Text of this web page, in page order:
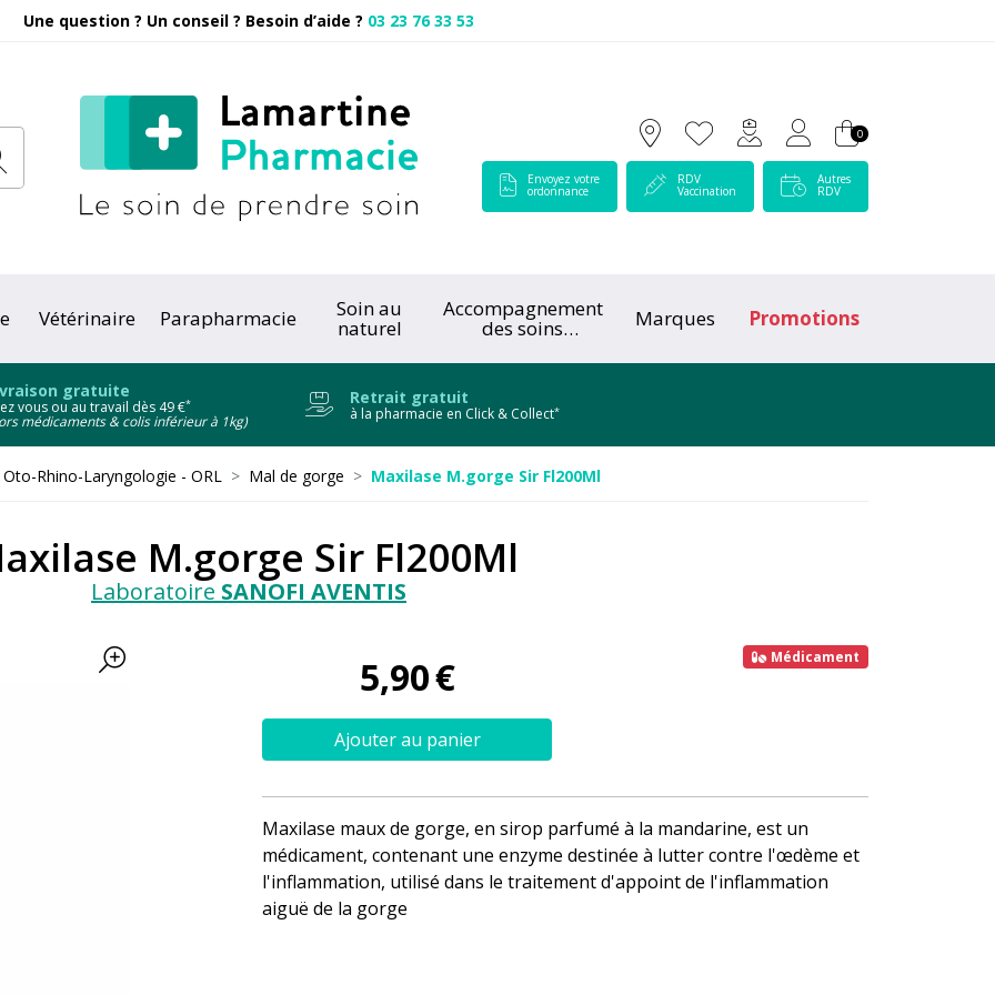
Une question ? Un conseil ? Besoin d’aide ? 03 23 76 33 53
0
Envoyez votre
ordonnance
RDV
Vaccination
Autres
RDV
Vétérinaire Parapharmacie Soin au
naturel
Accompagnement
des soins Marques Promotions
gratuite
vous ou au travail dès 49 €*
médicaments & colis inférieur à 1kg)
Retrait gratuit
à la pharmacie en Click & Collect*
Rhino-Laryngologie - ORL Mal de gorge Maxilase M.gorge Sir Fl200Ml
M.gorge Sir Fl200Ml
Laboratoire SANOFI AVENTIS
5,90€
Ajouter au panier
Médicament
Maxilase maux de gorge, en sirop parfumé à la mandarine, est un
médicament, contenant une enzyme destinée à lutter contre l'œdème et
l'inflammation, utilisé dans le traitement d'appoint de l'inflammation
aiguë de la gorge